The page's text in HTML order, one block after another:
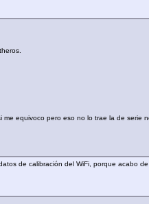
equivoco pero eso no lo trae la de serie
de calibración del WiFi, porque acabo de